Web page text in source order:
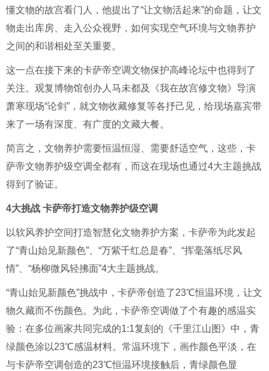
懂文物的故宫看门人，他提出了“让文物活起来”的命题，让文
物走出库房、走入公众视野，如何实现空气环境与文物养护
之间的和谐相处至关重要。
这一点在接下来的卡萨帝空调文物保护高峰论坛中也得到了
关注。观复博物馆创办人马未都及《我在故宫修文物》导演
萧寒现场“论剑”，就文物收藏修复等各抒己见，给现场嘉宾带
来了一场有深度、有广度的文藏大餐。
简言之，文物养护需要恒温恒湿、需要舒适空气，这些，卡
萨帝文物养护级空调全都有，而这在现场也通过4大主题挑战
得到了验证。
4大挑战 卡萨帝打造文物养护级空调
以软风养护空间打造智慧化文物养护方案，卡萨帝为此发起
了“青山始见新颜色”、“万紫千红总是春”、“挥毫落纸尽风
情”、“杨柳微风轻拂面”4大主题挑战。
“青山始见新颜色”挑战中，卡萨帝创造了23℃恒温环境，让文
物久藏而不伤颜色。 为此，卡萨帝空调做了个有趣的感温实
验：在多位画家共同完成的1:1复刻的《千里江山图》中，青
绿颜色涂以23℃感温材料。常温环境下，画作颜色平淡，在
与卡萨帝空调创造的23℃恒温环境接触后，青绿颜色显